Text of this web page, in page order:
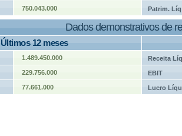
750.043.000 Patrim. Líq
Dados demonstrativos de
Últimos 12 meses
1.489.450.000 Receita
229.756.000 EBIT
77.661.000 Lucro